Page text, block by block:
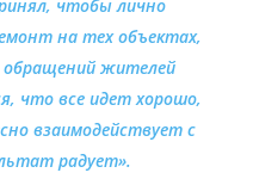
чтобы лично
на тех объектах,
жителей
что все идет хорошо,
взаимодействует с
радует».